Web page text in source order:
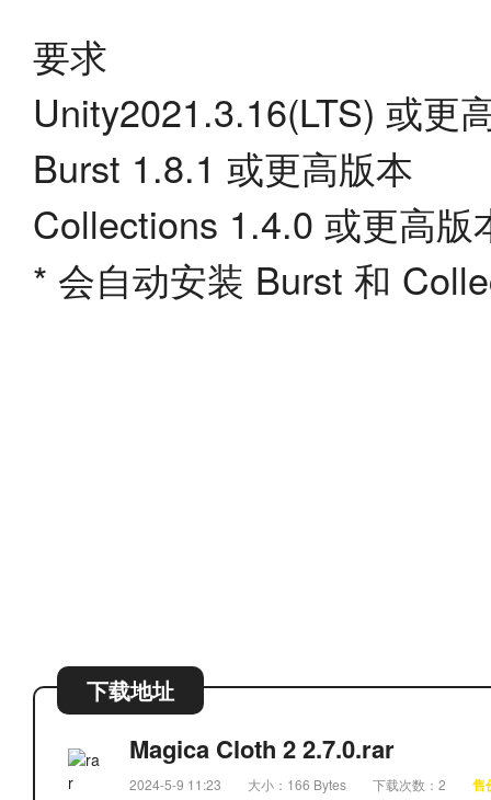
要求
Unity2021.3.16(LTS) 或更
Burst 1.8.1 或更高版本
Collections 1.4.0 或更高版
* 会自动安装 Burst 和
下载地址
Magica Cloth 2 2.7.0.rar
2024-5-9 11:23 大小：166 Bytes 下载次数：2 售